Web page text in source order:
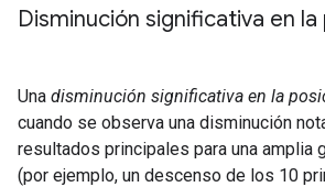
Disminución significativa en la
Una disminución significativa en la
cuando se observa una disminución
resultados principales para una amplia
(por ejemplo, un descenso de los 10